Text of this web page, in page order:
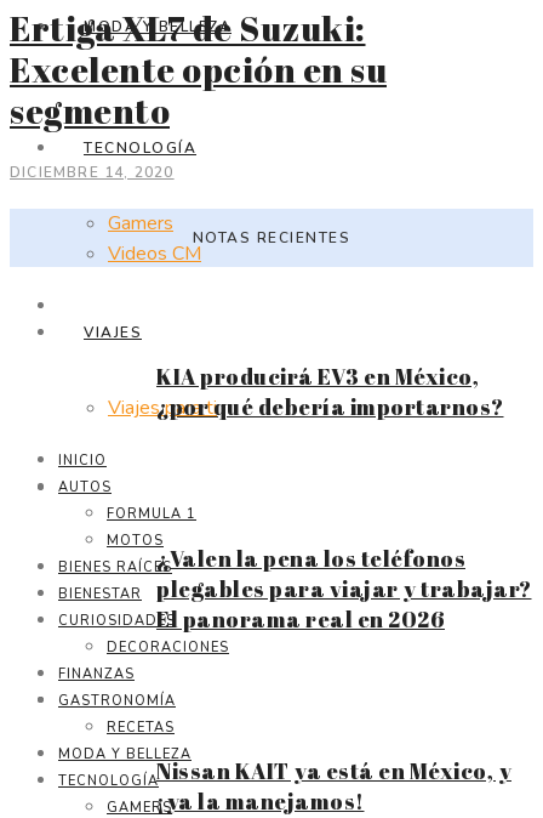
MODA Y BELLEZA
TECNOLOGÍA
Gamers
Videos CM
VIAJES
Viajes para ti
INICIO
AUTOS
FORMULA 1
MOTOS
BIENES RAÍCES
BIENESTAR
CURIOSIDADES
DECORACIONES
FINANZAS
GASTRONOMÍA
RECETAS
MODA Y BELLEZA
TECNOLOGÍA
GAMERS
Ertiga XL7 de Suzuki:
Excelente opción en su
segmento
DICIEMBRE 14, 2020
NOTAS RECIENTES
KIA producirá EV3 en México,
¿por qué debería importarnos?
¿Valen la pena los teléfonos
plegables para viajar y trabajar?
El panorama real en 2026
Nissan KAIT ya está en México, y
¡ya la manejamos!